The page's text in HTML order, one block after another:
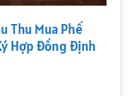
Thu Mua Phế
Hợp Đồng Định